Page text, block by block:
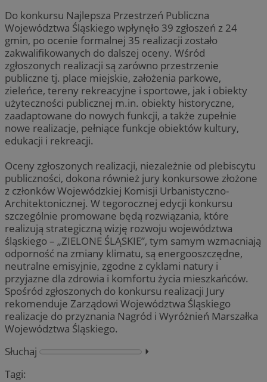
Do konkursu Najlepsza Przestrzeń Publiczna
Województwa Śląskiego wpłynęło 39 zgłoszeń z 24
gmin, po ocenie formalnej 35 realizacji zostało
zakwalifikowanych do dalszej oceny. Wśród
zgłoszonych realizacji są zarówno przestrzenie
publiczne tj. place miejskie, założenia parkowe,
zieleńce, tereny rekreacyjne i sportowe, jak i obiekty
użyteczności publicznej m.in. obiekty historyczne,
zaadaptowane do nowych funkcji, a także zupełnie
nowe realizacje, pełniące funkcje obiektów kultury,
edukacji i rekreacji.
Oceny zgłoszonych realizacji, niezależnie od plebiscytu
publiczności, dokona również jury konkursowe złożone
z członków Wojewódzkiej Komisji Urbanistyczno-
Architektonicznej. W tegorocznej edycji konkursu
szczególnie promowane będą rozwiązania, które
realizują strategiczną wizję rozwoju województwa
śląskiego – „ZIELONE ŚLĄSKIE”, tym samym wzmacniają
odporność na zmiany klimatu, są energooszczędne,
neutralne emisyjnie, zgodne z cyklami natury i
przyjazne dla zdrowia i komfortu życia mieszkańców.
Spośród zgłoszonych do konkursu realizacji Jury
rekomenduje Zarządowi Województwa Śląskiego
realizacje do przyznania Nagród i Wyróżnień Marszałka
Województwa Śląskiego.
Słuchaj
⏵︎
Tagi: